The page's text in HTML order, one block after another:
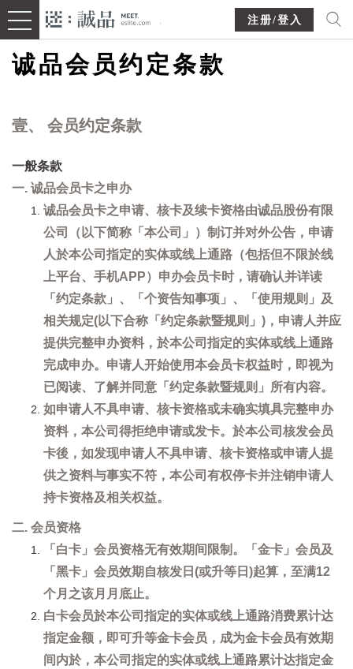
注册/登入
诚品会员约定条款
壹、 会员约定条款
一般条款
一. 诚品会员卡之申办
诚品会员卡之申请、核卡及续卡资格由诚品股份有限
公司（以下简称「本公司」）制订并对外公告，申请
人於本公司指定的实体或线上通路（包括但不限於线
上平台、手机APP）申办会员卡时，请确认并详读
「约定条款」、「个资告知事项」、「使用规则」及
相关规定(以下合称「约定条款暨规则」)，申请人并应
提供完整申办资料，於本公司指定的实体或线上通路
完成申办。申请人开始使用本会员卡权益时，即视为
已阅读、了解并同意「约定条款暨规则」所有内容。
如申请人不具申请、核卡资格或未确实填具完整申办
资料，本公司得拒绝申请或发卡。於本公司核发会员
卡後，如发现申请人不具申请、核卡资格或申请人提
供之资料与事实不符，本公司有权停卡并注销申请人
持卡资格及相关权益。
二. 会员资格
「白卡」会员资格无有效期间限制。「金卡」会员及
「黑卡」会员效期自核发日(或升等日)起算，至满12
个月之该月月底止。
白卡会员於本公司指定的实体或线上通路消费累计达
指定金额，即可升等金卡会员，成为金卡会员有效期
间内於，本公司指定的实体或线上通路累计达指定金